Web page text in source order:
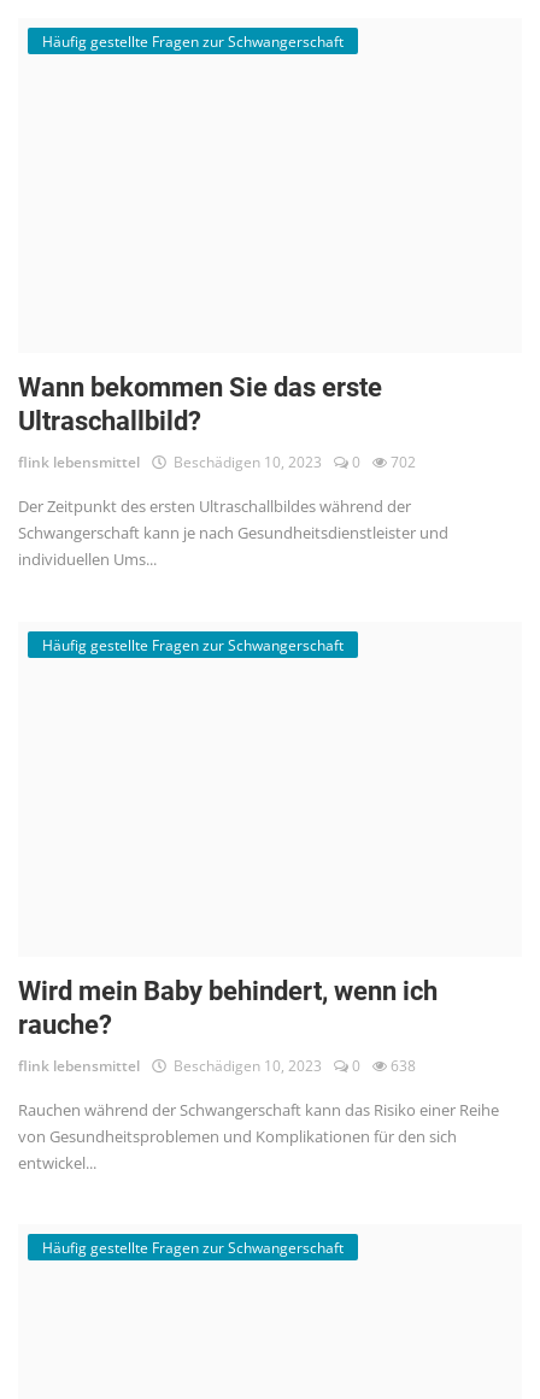
Häufig gestellte Fragen zur Schwangerschaft
Wann bekommen Sie das erste
Ultraschallbild?
flink lebensmittel Beschädigen 10, 2023 0 702
Der Zeitpunkt des ersten Ultraschallbildes während der
Schwangerschaft kann je nach Gesundheitsdienstleister und
individuellen Ums...
Häufig gestellte Fragen zur Schwangerschaft
Wird mein Baby behindert, wenn ich
rauche?
flink lebensmittel Beschädigen 10, 2023 0 638
Rauchen während der Schwangerschaft kann das Risiko einer Reihe
von Gesundheitsproblemen und Komplikationen für den sich
entwickel...
Häufig gestellte Fragen zur Schwangerschaft